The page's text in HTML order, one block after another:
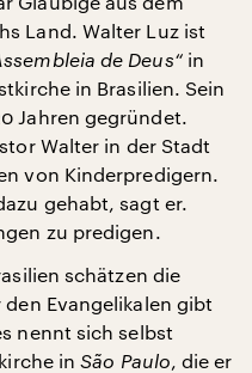
Land. Walter Luz ist
de Deus“in
in Brasilien. Sein
Jahren gegründet.
Walter in der Stadt
von Kinderpredigern.
gehabt, sagt er.
zu predigen.
schätzen die
Evangelikalen gibt
nennt sich selbst
inSão Paulo, die er